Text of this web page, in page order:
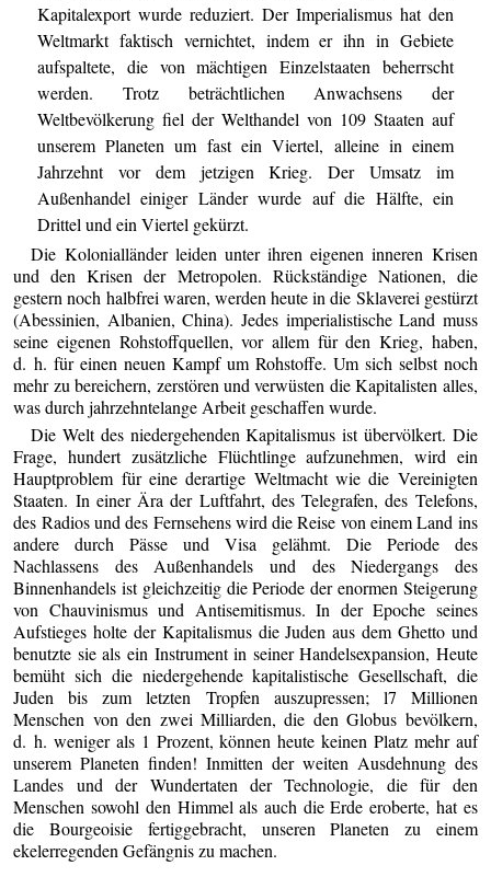
Kapitalexport wurde reduziert. Der Imperialismus hat den
Weltmarkt faktisch vernichtet, indem er ihn in Gebiete
aufspaltete, die von mächtigen Einzelstaaten beherrscht
werden. Trotz beträchtlichen Anwachsens der
Weltbevölkerung fiel der Welthandel von 109 Staaten auf
unserem Planeten um fast ein Viertel, alleine in einem
Jahrzehnt vor dem jetzigen Krieg. Der Umsatz im
Außenhandel einiger Länder wurde auf die Hälfte, ein
Drittel und ein Viertel gekürzt.
Die Kolonialländer leiden unter ihren eigenen inneren Krisen
und den Krisen der Metropolen. Rückständige Nationen, die
gestern noch halbfrei waren, werden heute in die Sklaverei gestürzt
(Abessinien, Albanien, China). Jedes imperialistische Land muss
seine eigenen Rohstoffquellen, vor allem für den Krieg, haben,
d. h. für einen neuen Kampf um Rohstoffe. Um sich selbst noch
mehr zu bereichern, zerstören und verwüsten die Kapitalisten alles,
was durch jahrzehntelange Arbeit geschaffen wurde.
Die Welt des niedergehenden Kapitalismus ist übervölkert. Die
Frage, hundert zusätzliche Flüchtlinge aufzunehmen, wird ein
Hauptproblem für eine derartige Weltmacht wie die Vereinigten
Staaten. In einer Ära der Luftfahrt, des Telegrafen, des Telefons,
des Radios und des Fernsehens wird die Reise von einem Land ins
andere durch Pässe und Visa gelähmt. Die Periode des
Nachlassens des Außenhandels und des Niedergangs des
Binnenhandels ist gleichzeitig die Periode der enormen Steigerung
von Chauvinismus und Antisemitismus. In der Epoche seines
Aufstieges holte der Kapitalismus die Juden aus dem Ghetto und
benutzte sie als ein Instrument in seiner Handelsexpansion, Heute
bemüht sich die niedergehende kapitalistische Gesellschaft, die
Juden bis zum letzten Tropfen auszupressen; l7 Millionen
Menschen von den zwei Milliarden, die den Globus bevölkern,
d. h. weniger als 1 Prozent, können heute keinen Platz mehr auf
unserem Planeten finden! Inmitten der weiten Ausdehnung des
Landes und der Wundertaten der Technologie, die für den
Menschen sowohl den Himmel als auch die Erde eroberte, hat es
die Bourgeoisie fertiggebracht, unseren Planeten zu einem
ekelerregenden Gefängnis zu machen.